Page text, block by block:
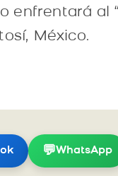
enfrentará al
México.
💬WhatsApp